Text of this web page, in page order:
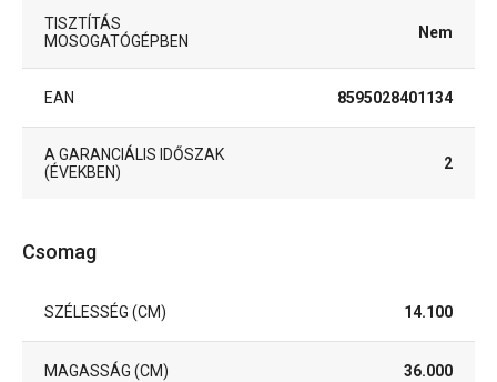
TISZTÍTÁS
MOSOGATÓGÉPBEN
Nem
EAN 8595028401134
A GARANCIÁLIS IDŐSZAK
(ÉVEKBEN)
2
Csomag
SZÉLESSÉG (CM) 14.100
MAGASSÁG (CM) 36.000